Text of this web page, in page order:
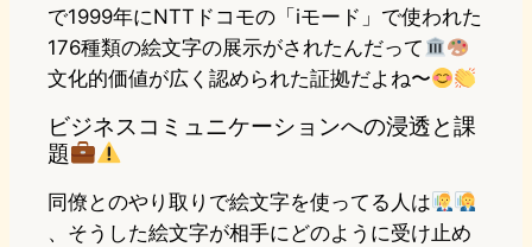
で1999年にNTTドコモの「iモード」で使われた
176種類の絵文字の展示がされたんだって
文化的価値が広く認められた証拠だよね〜
ビジネスコミュニケーションへの浸透と課
題
同僚とのやり取りで絵文字を使ってる人は
、そうした絵文字が相手にどのように受け止め